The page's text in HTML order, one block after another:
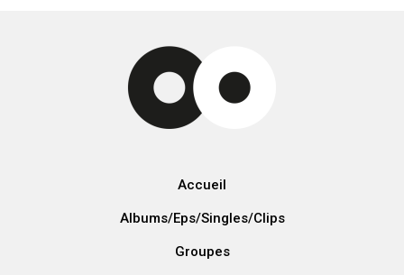
Accueil
Albums/Eps/Singles/Clips
Groupes